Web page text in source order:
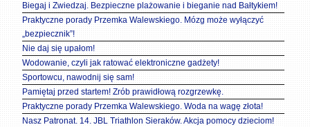
Biegaj i Zwiedzaj. Bezpieczne plażowanie i bieganie nad Bałtykiem!
Praktyczne porady Przemka Walewskiego. Mózg może wyłączyć
„bezpiecznik”!
Nie daj się upałom!
Wodowanie, czyli jak ratować elektroniczne gadżety!
Sportowcu, nawodnij się sam!
Pamiętaj przed startem! Zrób prawidłową rozgrzewkę.
Praktyczne porady Przemka Walewskiego. Woda na wagę złota!
Nasz Patronat. 14. JBL Triathlon Sieraków. Akcja pomocy dzieciom!